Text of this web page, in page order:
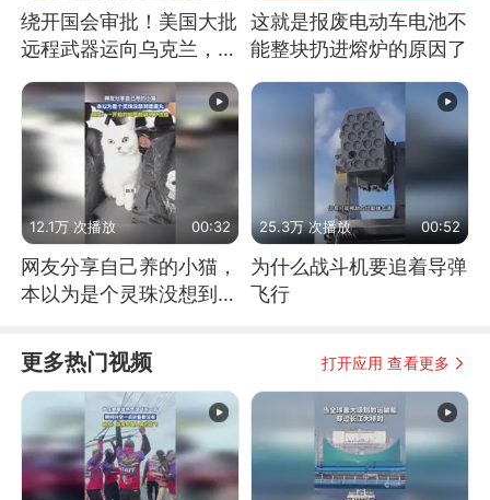
绕开国会审批！美国大批
远程武器运向乌克兰，集
这就是报废电动车电池不
能整块扔进熔炉的原因了
12.1万 次播放 00:32
网友分享自己养的小猫，
本以为是个灵珠没想到是
25.3万 次播放 00:52
为什么战斗机要追着导弹
飞行
更多热门视频 打开应用 查看更多